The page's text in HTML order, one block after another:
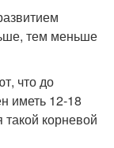
тем меньше
что до
иметь 12-18
корневой